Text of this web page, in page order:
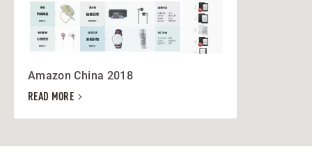
Amazon China 2018
READ MORE